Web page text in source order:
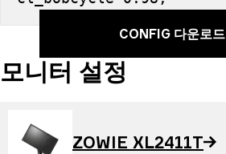
CONFIG 다운로드
모니터 설정
ZOWIE XL2411T